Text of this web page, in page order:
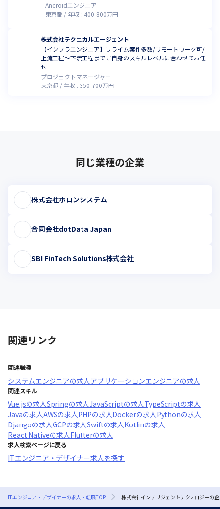
Androidエンジニア
東京都
年収 : 400-800万円
株式会社テクニカルエージェント
【インフラエンジニア】プライム案件多数/リモートワーク可/
上流工程～下流工程までご自身のスキルレベルに合わせてお任
せ
プロジェクトマネージャー
東京都
年収 : 350-700万円
同じ業種の企業
株式会社ホロンシステム
合同会社dotData Japan
SBI FinTech Solutions株式会社
関連リンク
関連職種
システムエンジニアの求人 アプリケーションエンジニアの求人
関連スキル
Vue.jsの求人Springの求人JavaScriptの求人 TypeScriptの求人
Javaの求人AWSの求人 PHPの求人 Dockerの求人 Pythonの求人
Djangoの求人GCPの求人Swiftの求人 Kotlinの求人
React Nativeの求人 Flutterの求人
求人検索ページに戻る
ITエンジニア・デザイナー求人を探す
ITエンジニア・デザイナーの求人・転職TOP 株式会社インテリジェントテクノロジーの